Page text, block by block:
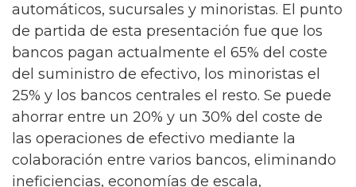
automáticos, sucursales y minoristas. El punto
de partida de esta presentación fue que los
bancos pagan actualmente el 65% del coste
del suministro de efectivo, los minoristas el
25% y los bancos centrales el resto. Se puede
ahorrar entre un 20% y un 30% del coste de
las operaciones de efectivo mediante la
colaboración entre varios bancos, eliminando
ineficiencias, economías de escala,